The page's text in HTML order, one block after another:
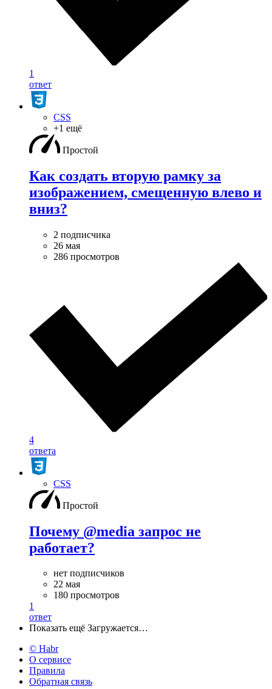
1
ответ
CSS
+1 ещё
Простой
Как создать вторую рамку за
изображением, смещенную влево и
вниз?
2 подписчика
26 мая
286 просмотров
4
ответа
CSS
Простой
Почему @media запрос не
работает?
нет подписчиков
22 мая
180 просмотров
1
ответ
Показать ещё Загружается…
© Habr
О сервисе
Правила
Обратная связь